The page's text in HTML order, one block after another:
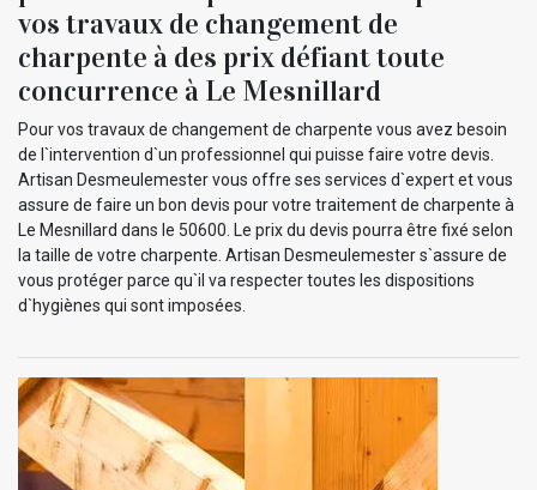
vos travaux de changement de
charpente à des prix défiant toute
concurrence à Le Mesnillard
Pour vos travaux de changement de charpente vous avez besoin
de l`intervention d`un professionnel qui puisse faire votre devis.
Artisan Desmeulemester vous offre ses services d`expert et vous
assure de faire un bon devis pour votre traitement de charpente à
Le Mesnillard dans le 50600. Le prix du devis pourra être fixé selon
la taille de votre charpente. Artisan Desmeulemester s`assure de
vous protéger parce qu`il va respecter toutes les dispositions
d`hygiènes qui sont imposées.